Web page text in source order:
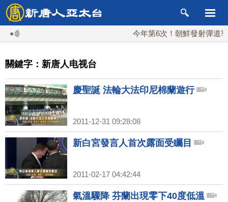
今年第6次！朝鮮發射彈道導彈
關鍵字：新唐人电视台
慶聖誕 法輪大法印尼棉蘭遊行
2011-12-31 09:28:08
新白宮發言人首次露面受矚目
2011-02-17 04:42:44
氣溫驟降 芬蘭出現零下40度低溫